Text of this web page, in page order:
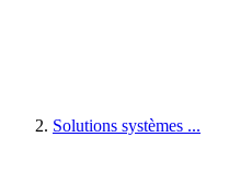
Solutions systèmes ...